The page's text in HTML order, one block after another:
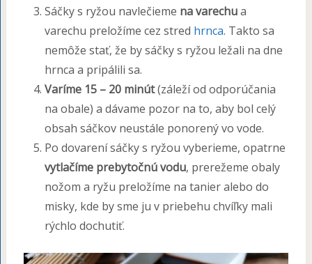
Sáčky s ryžou navlečieme na varechua
varechu preložíme cez stred hrnca. Takto sa
nemôže stať, že by sáčky s ryžou ležali na dne
hrnca a pripálili sa.
Varíme 15 – 20 minút(záleží od odporúčania
na obale) a dávame pozor na to, aby bol celý
obsah sáčkov neustále ponorený vo vode.
Po dovarení sáčky s ryžou vyberieme, opatrne
vytlačíme prebytočnú vodu, prerežeme obaly
nožom a ryžu preložíme na tanier alebo do
misky, kde by sme ju v priebehu chvíľky mali
rýchlo dochutiť.